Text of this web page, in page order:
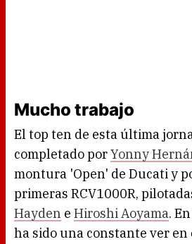
Mucho trabajo
El top ten de esta última
completado porYonny
montura 'Open' de Ducati y
primeras RCV1000R,
Hayden e Hiroshi Aoyama.
ha sido una constante ver en